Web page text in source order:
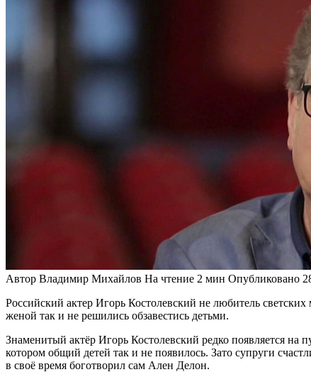
Автор Владимир Михайлов На чтение 2 мин Опубликовано
Российский актер Игорь Костолевский не любитель
женой так и не решились обзавестись детьми.
Знаменитый актёр Игорь Костолевский редко появляется на
котором общий детей так и не появилось. Зато супруги
в своё время боготворил сам Ален Делон.